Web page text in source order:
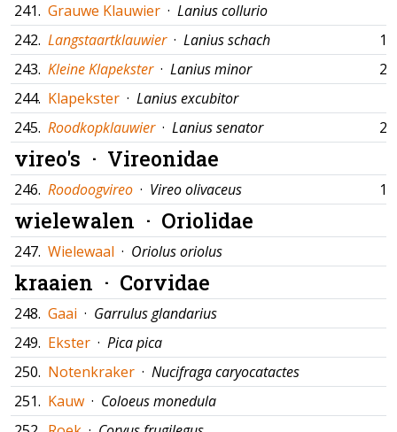
241. Grauwe Klauwier · Lanius collurio
242. Langstaartklauwier · Lanius schach
243. Kleine Klapekster · Lanius minor
244. Klapekster · Lanius excubitor
245. Roodkopklauwier · Lanius senator
vireo's · Vireonidae
246. Roodoogvireo · Vireo olivaceus
wielewalen · Oriolidae
247. Wielewaal · Oriolus oriolus
kraaien · Corvidae
248. Gaai · Garrulus glandarius
249. Ekster · Pica pica
250. Notenkraker · Nucifraga caryocatactes
251. Kauw · Coloeus monedula